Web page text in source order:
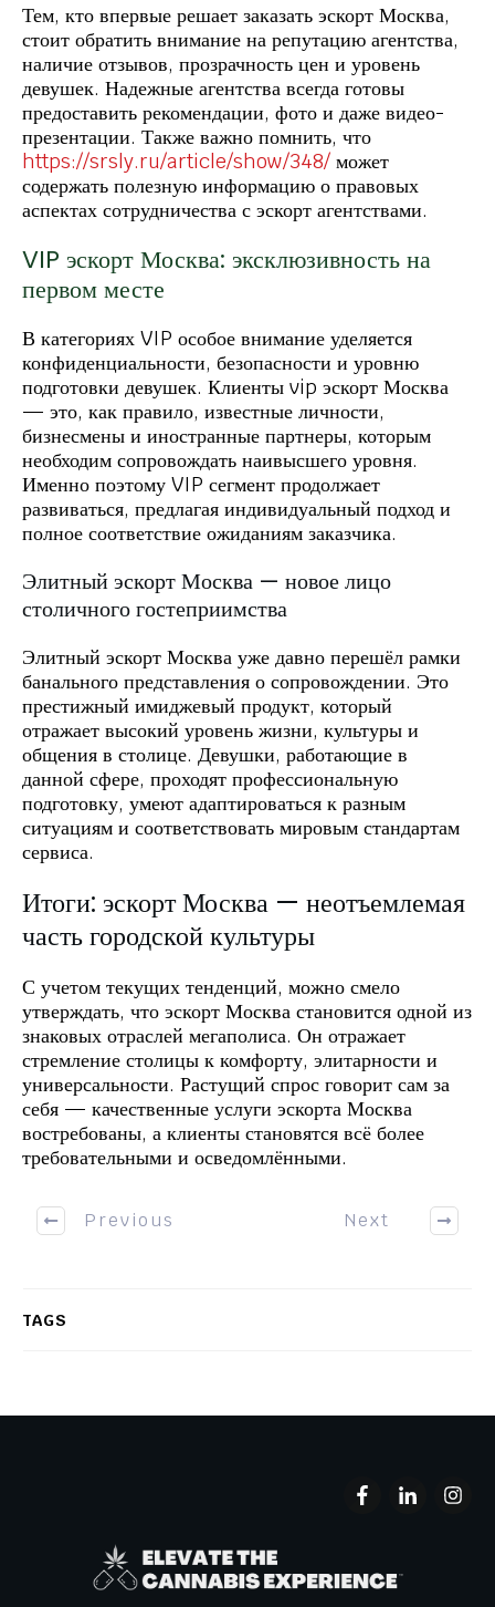
Тем, кто впервые решает заказать эскорт Москва,
стоит обратить внимание на репутацию агентства,
наличие отзывов, прозрачность цен и уровень
девушек. Надежные агентства всегда готовы
предоставить рекомендации, фото и даже видео-
презентации. Также важно помнить, что
https://srsly.ru/article/show/348/ может
содержать полезную информацию о правовых
аспектах сотрудничества с эскорт агентствами.
VIP эскорт Москва: эксклюзивность на
первом месте
В категориях VIP особое внимание уделяется
конфиденциальности, безопасности и уровню
подготовки девушек. Клиенты vip эскорт Москва
— это, как правило, известные личности,
бизнесмены и иностранные партнеры, которым
необходим сопровождать наивысшего уровня.
Именно поэтому VIP сегмент продолжает
развиваться, предлагая индивидуальный подход и
полное соответствие ожиданиям заказчика.
Элитный эскорт Москва — новое лицо
столичного гостеприимства
Элитный эскорт Москва уже давно перешёл рамки
банального представления о сопровождении. Это
престижный имиджевый продукт, который
отражает высокий уровень жизни, культуры и
общения в столице. Девушки, работающие в
данной сфере, проходят профессиональную
подготовку, умеют адаптироваться к разным
ситуациям и соответствовать мировым стандартам
сервиса.
Итоги: эскорт Москва — неотъемлемая
часть городской культуры
С учетом текущих тенденций, можно смело
утверждать, что эскорт Москва становится одной из
знаковых отраслей мегаполиса. Он отражает
стремление столицы к комфорту, элитарности и
универсальности. Растущий спрос говорит сам за
себя — качественные услуги эскорта Москва
востребованы, а клиенты становятся всё более
требовательными и осведомлёнными.
Previous Next
TAGS